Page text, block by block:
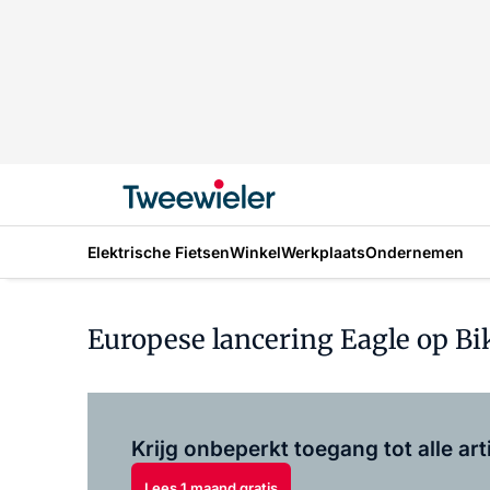
Elektrische FietsenWinkelWerkplaatsOndernemen
Europese lancering Eagle op
Krijg onbeperkt toegang tot alle